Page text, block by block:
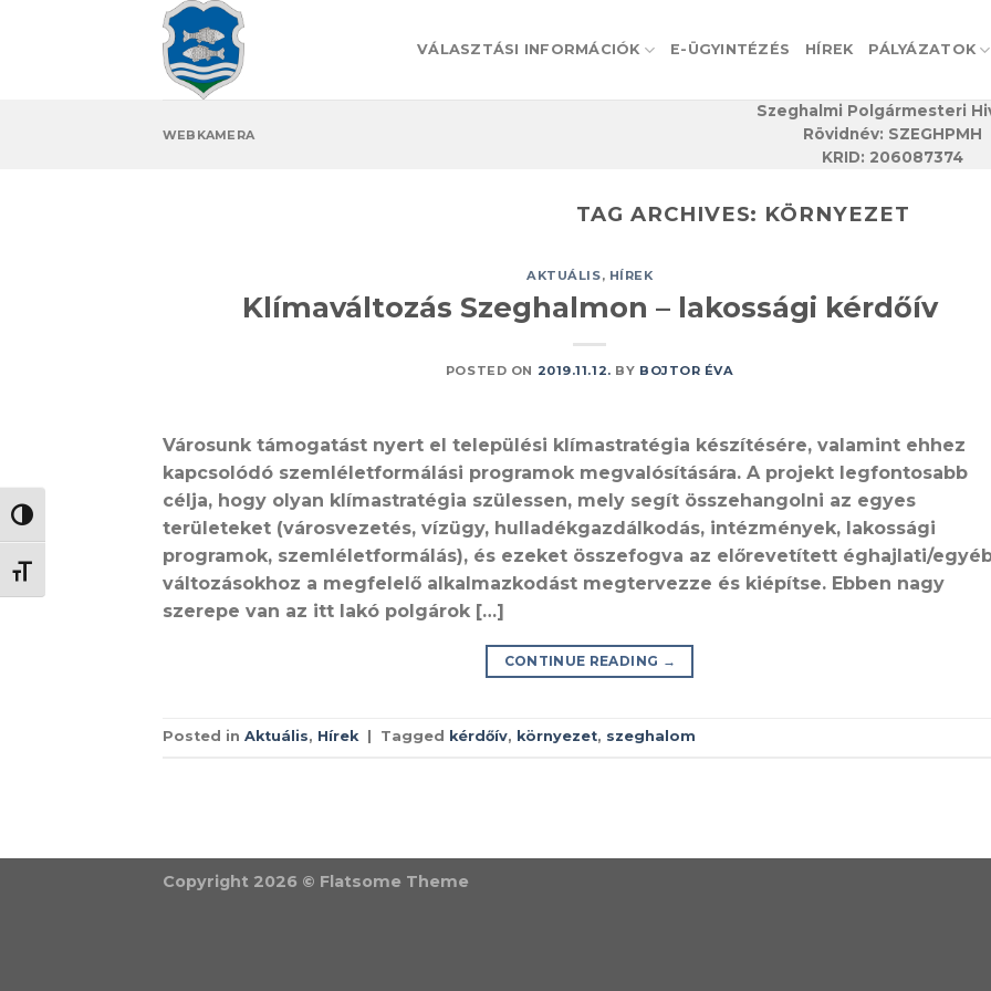
NAGY KONTRASZT VÁLTÁSA
BETŰMÉRET VÁLTÁSA
VÁLASZTÁSI INFORMÁCIÓK E-ÜGYINTÉZÉS HÍREK PÁLYÁZATOK
WEBKAMERA
Szeghalmi Polgármesteri
Rövidnév: SZEGHPMH
KRID: 206087374
TAG ARCHIVES: KÖRNYEZET
AKTUÁLIS, HÍREK
Klímaváltozás Szeghalmon – lakossági kérdőív
POSTED ON 2019.11.12. BY BOJTOR ÉVA
Városunk támogatást nyert el települési klímastratégia készítésére, valamint ehhez
kapcsolódó szemléletformálási programok megvalósítására. A projekt legfontosabb
célja, hogy olyan klímastratégia szülessen, mely segít összehangolni az egyes
területeket (városvezetés, vízügy, hulladékgazdálkodás, intézmények, lakossági
programok, szemléletformálás), és ezeket összefogva az előrevetített éghajlati/
változásokhoz a megfelelő alkalmazkodást megtervezze és kiépítse. Ebben nagy
szerepe van az itt lakó polgárok […]
CONTINUE READING →
Posted in Aktuális, Hírek Tagged kérdőív, környezet, szeghalom
Copyright 2026 © Flatsome Theme